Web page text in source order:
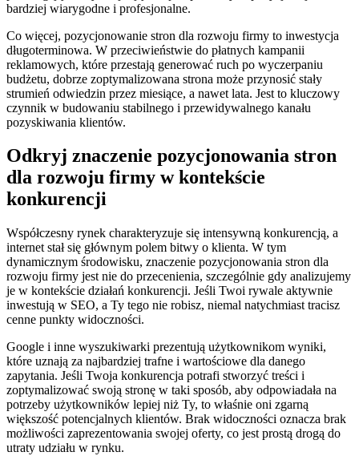
bardziej wiarygodne i profesjonalne.
Co więcej, pozycjonowanie stron dla rozwoju firmy to inwestycja
długoterminowa. W przeciwieństwie do płatnych kampanii
reklamowych, które przestają generować ruch po wyczerpaniu
budżetu, dobrze zoptymalizowana strona może przynosić stały
strumień odwiedzin przez miesiące, a nawet lata. Jest to kluczowy
czynnik w budowaniu stabilnego i przewidywalnego kanału
pozyskiwania klientów.
Odkryj znaczenie pozycjonowania stron
dla rozwoju firmy w kontekście
konkurencji
Współczesny rynek charakteryzuje się intensywną konkurencją, a
internet stał się głównym polem bitwy o klienta. W tym
dynamicznym środowisku, znaczenie pozycjonowania stron dla
rozwoju firmy jest nie do przecenienia, szczególnie gdy analizujemy
je w kontekście działań konkurencji. Jeśli Twoi rywale aktywnie
inwestują w SEO, a Ty tego nie robisz, niemal natychmiast tracisz
cenne punkty widoczności.
Google i inne wyszukiwarki prezentują użytkownikom wyniki,
które uznają za najbardziej trafne i wartościowe dla danego
zapytania. Jeśli Twoja konkurencja potrafi stworzyć treści i
zoptymalizować swoją stronę w taki sposób, aby odpowiadała na
potrzeby użytkowników lepiej niż Ty, to właśnie oni zgarną
większość potencjalnych klientów. Brak widoczności oznacza brak
możliwości zaprezentowania swojej oferty, co jest prostą drogą do
utraty udziału w rynku.